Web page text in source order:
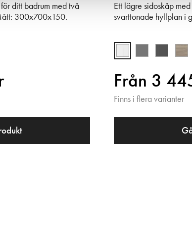
ditt badrum med två
300x700x150.
Ett lägre sidoskåp
svarttonade hyllplan i
Från 3
Finns i flera varianter